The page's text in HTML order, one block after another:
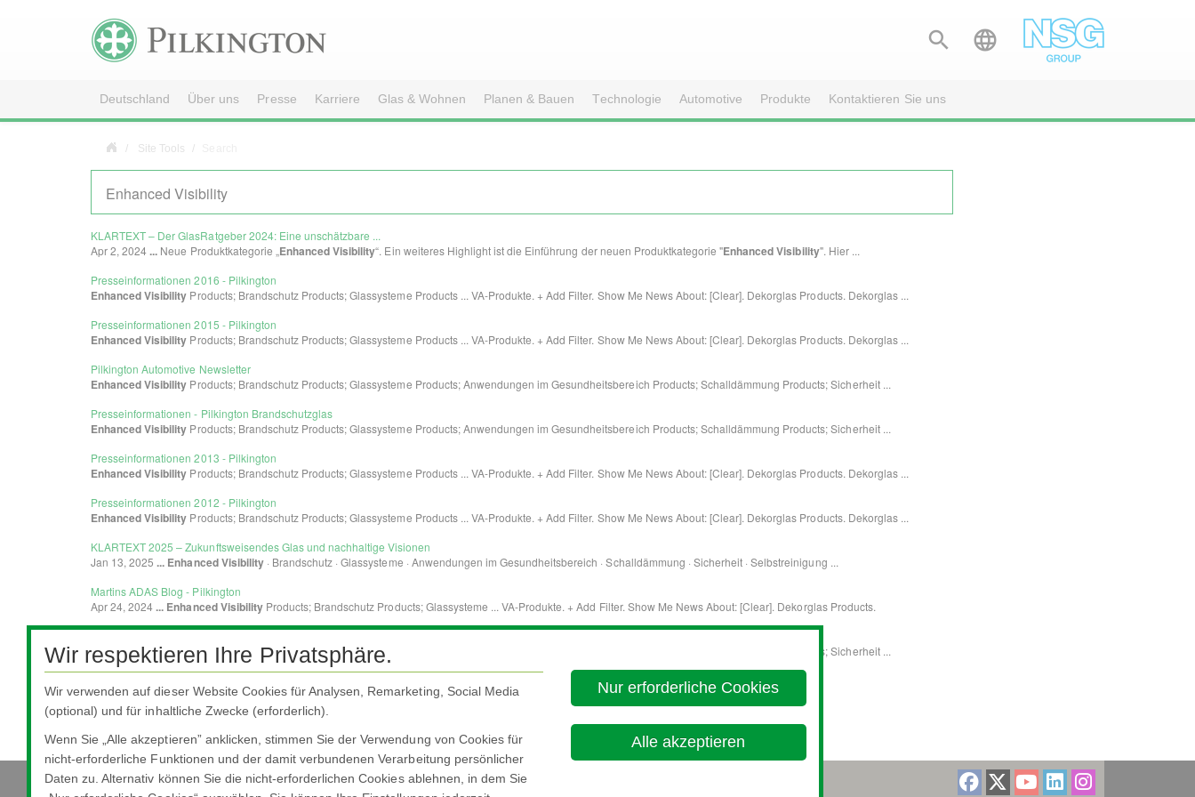
 
Deutschland Über uns Presse Karriere Glas & Wohnen Planen & Bauen Technologie Automotive Produkte Kontaktieren Sie uns
Site Tools
Wir respektieren Ihre Privatsphäre.
Wir verwenden auf dieser Website Cookies für Analysen, Remarketing, Social Media
(optional) und für inhaltliche Zwecke (erforderlich).
Wenn Sie „Alle akzeptieren” anklicken, stimmen Sie der Verwendung von Cookies für
nicht-erforderliche Funktionen und der damit verbundenen Verarbeitung persönlicher
Daten zu. Alternativ können Sie die nicht-erforderlichen Cookies ablehnen, in dem Sie
Nur erforderliche Cookies
Alle akzeptieren